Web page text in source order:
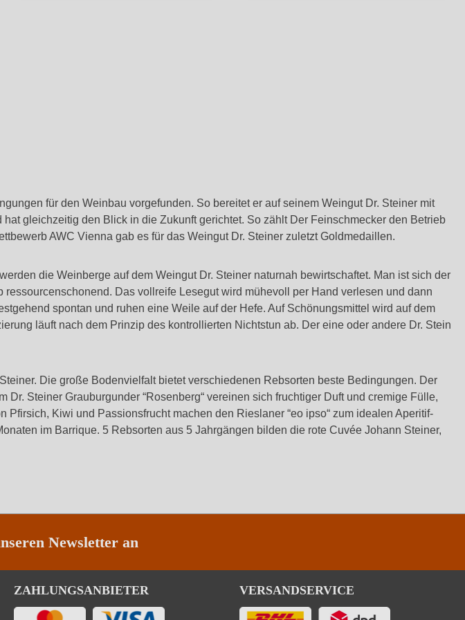
für den Weinbau vorgefunden. So bereitet er auf seinem Weingut Dr. Steiner mit
gleichzeitig den Blick in die Zukunft gerichtet. So zählt Der Feinschmecker den Betrieb
AWC Vienna gab es für das Weingut Dr. Steiner zuletzt Goldmedaillen.
die Weinberge auf dem Weingut Dr. Steiner naturnah bewirtschaftet. Man ist sich der
Das vollreife Lesegut wird mühevoll per Hand verlesen und dann
spontan und ruhen eine Weile auf der Hefe. Auf Schönungsmittel wird auf dem
läuft nach dem Prinzip des kontrollierten Nichtstun ab. Der eine oder andere Dr. Stein
Die große Bodenvielfalt bietet verschiedenen Rebsorten beste Bedingungen. Der
Steiner Grauburgunder “Rosenberg“ vereinen sich fruchtiger Duft und cremige Fülle,
Kiwi und Passionsfrucht machen den Rieslaner “eo ipso“ zum idealen Aperitif-
im Barrique. 5 Rebsorten aus 5 Jahrgängen bilden die rote Cuvée Johann Steiner,
Newsletter an
ZAHLUNGSANBIETER VERSANDSERVICE